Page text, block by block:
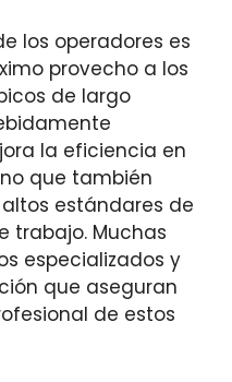
los operadores es
provecho a los
de largo
la eficiencia en
que también
estándares de
trabajo. Muchas
especializados y
que aseguran
de estos